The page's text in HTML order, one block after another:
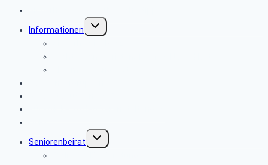
Informationen
Untermenü
umschalten
Seniorenbeirat
Untermenü
umschalten